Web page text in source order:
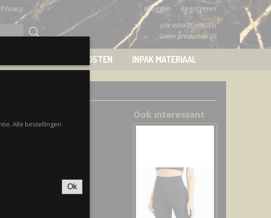
Privacy Inloggen Registreren
UW WINKELWAGEN
Geen producten (0)
VERZENDKOSTEN INPAK MATERIAAL
Ook interessant
Alle bestellingen
Ok